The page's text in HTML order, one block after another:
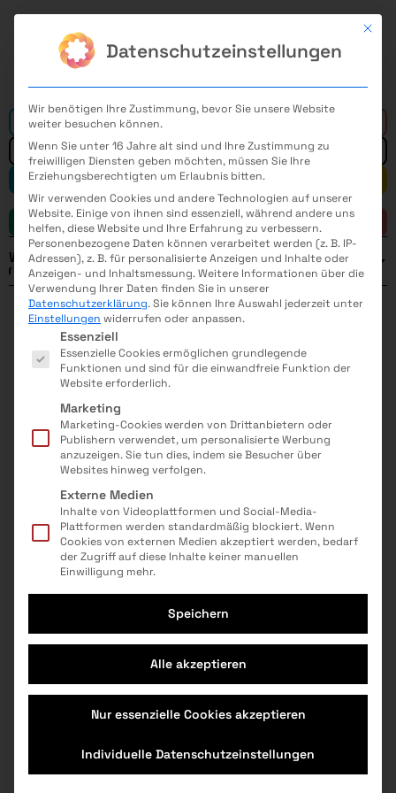
Veranstaltungen
MINT-Berufe
Für Anbieter
Das Projekt
Jetzt fördern
Alle
Mathematik Informatik
Naturwissenschaft Technik
Weitere Filter
ELEKTROMASCHINENBAU
MEDIZINTECHNIK
FERTIGUNGSTECHNIK
VERFAHRENSTECHNIK
Nach oben
Presse
Kontakt
Impressum & AGBDatenschutz
Cookie Einstellungen
Auf den Geschmack gekommen? Mehr
hier:
Instagram Facebook Newsletter
Mit
Datenschutzeinstellungen
Wir benötigen Ihre Zustimmung, bevor Sie unsere Website
weiter besuchen können.
Wenn Sie unter 16 Jahre alt sind und Ihre Zustimmung zu
freiwilligen Diensten geben möchten, müssen Sie Ihre
Erziehungsberechtigten um Erlaubnis bitten.
Wir verwenden Cookies und andere Technologien auf unserer
Website. Einige von ihnen sind essenziell, während andere uns
helfen, diese Website und Ihre Erfahrung zu verbessern.
Personenbezogene Daten können verarbeitet werden (z. B. IP-
Adressen), z. B. für personalisierte Anzeigen und Inhalte oder
Anzeigen- und Inhaltsmessung.Weitere Informationen über die
Verwendung Ihrer Daten finden Sie in unserer
Datenschutzerklärung.Sie können Ihre Auswahl jederzeit unter
Einstellungen widerrufen oder anpassen.
Es folgt eine Liste der Service-Gruppen, für die eine
Essenziell
Essenzielle Cookies ermöglichen grundlegende
Funktionen und sind für die einwandfreie Funktion der
Website erforderlich.
Marketing
Marketing-Cookies werden von Drittanbietern oder
Publishern verwendet, um personalisierte Werbung
anzuzeigen. Sie tun dies, indem sie Besucher über
Websites hinweg verfolgen.
Externe Medien
Inhalte von Videoplattformen und Social-Media-
Plattformen werden standardmäßig blockiert. Wenn
Cookies von externen Medien akzeptiert werden, bedarf
der Zugriff auf diese Inhalte keiner manuellen
Einwilligung mehr.
Speichern
Alle akzeptieren
Nur essenzielle Cookies akzeptieren
Individuelle Datenschutzeinstellungen